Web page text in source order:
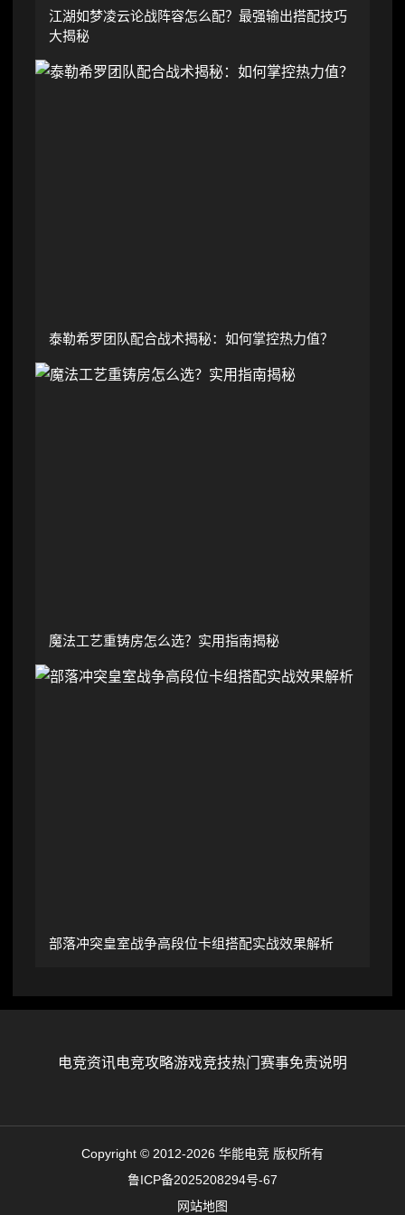
江湖如梦凌云论战阵容怎么配？最强输出搭配技巧
大揭秘
泰勒希罗团队配合战术揭秘：如何掌控热力值？
魔法工艺重铸房怎么选？实用指南揭秘
部落冲突皇室战争高段位卡组搭配实战效果解析
电竞资讯电竞攻略游戏竞技热门赛事免责说明
Copyright © 2012-2026 华能电竞 版权所有
鲁ICP备2025208294号-67
网站地图